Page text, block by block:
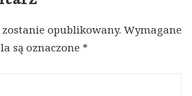
opublikowany. Wymagane
są oznaczone *